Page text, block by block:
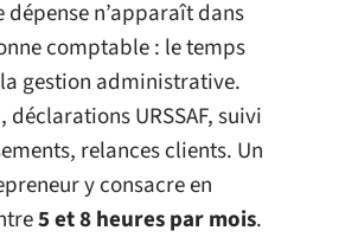
dépense n’apparaît dans
comptable : le temps
gestion administrative.
déclarations URSSAF, suivi
relances clients. Un
y consacre en
5 et 8 heures par mois.